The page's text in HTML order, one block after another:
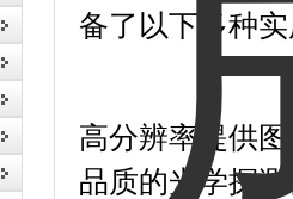
备了以下多种
高分辨率提供
品质的光学探